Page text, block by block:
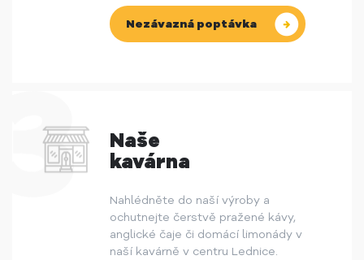
Nezávazná poptávka
Naše
kavárna
Nahlédněte do naší výroby a
ochutnejte čerstvě pražené kávy,
anglické čaje či domácí limonády v
naší kavárně v centru Lednice.